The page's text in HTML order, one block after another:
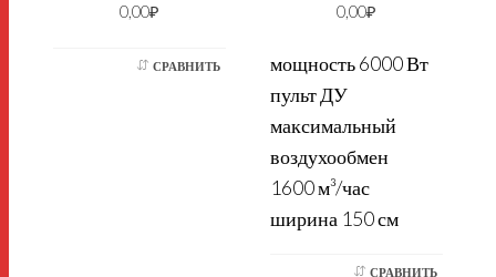
0,00₽
СРАВНИТЬ
0,00₽
мощность 6000 Вт
пульт ДУ
максимальный
воздухообмен
1600 м³/час
ширина 150 см
СРАВНИТЬ